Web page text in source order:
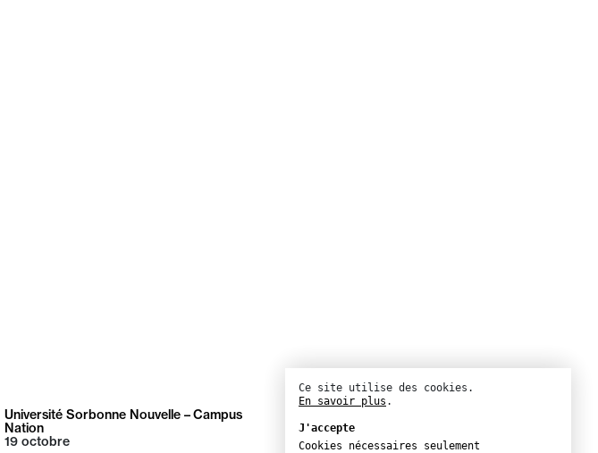
Université Sorbonne Nouvelle – Campus
Nation
19octobre
Ce site utilise des cookies.
En savoir plus .
J'accepte
Cookies nécessaires seulement